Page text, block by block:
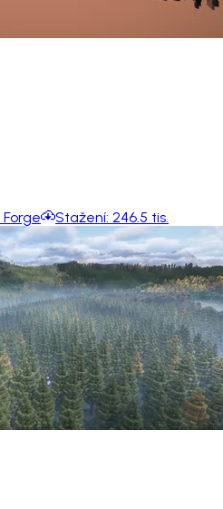
Forge Stažení: 246.5 tis.